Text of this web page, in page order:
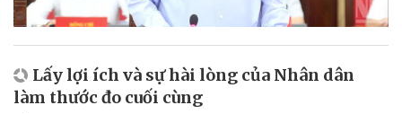
Lấy lợi ích và sự hài lòng của Nhân dân
làm thước đo cuối cùng